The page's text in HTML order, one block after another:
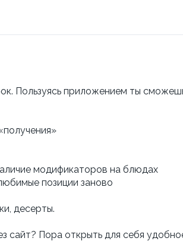
Пользуясь приложением ты
модификаторов на блюдах
позиции заново
десерты.
сайт? Пора открыть для себя